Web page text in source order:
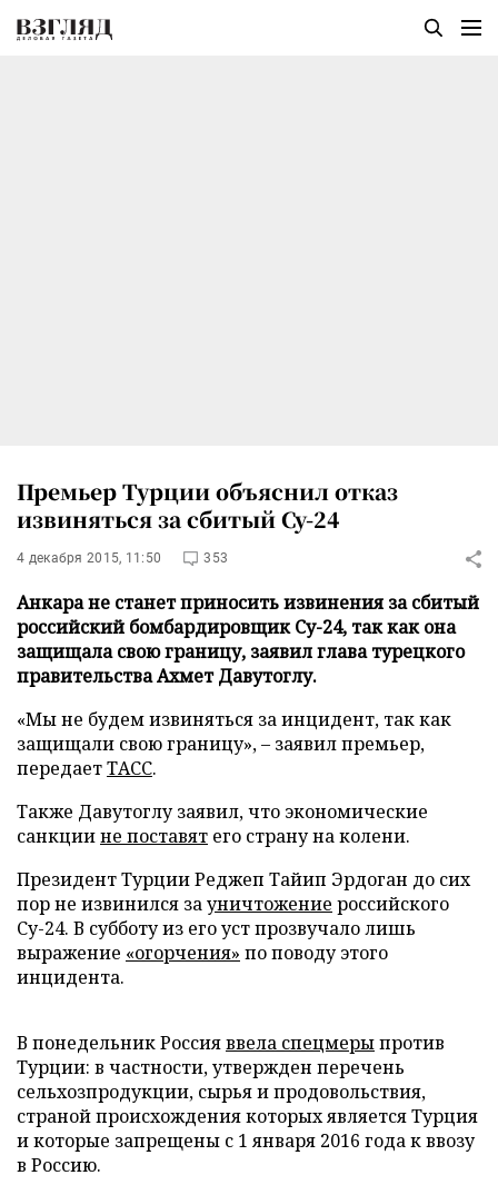
Премьер Турции объяснил отказ
извиняться за сбитый Су-24
4 декабря 2015, 11:50 353
Анкара не станет приносить извинения за сбитый
российский бомбардировщик Су-24, так как она
защищала свою границу, заявил глава турецкого
правительства Ахмет Давутоглу.
«Мы не будем извиняться за инцидент, так как
защищали свою границу», – заявил премьер,
передаетТАСС.
Также Давутоглу заявил, что экономические
санкциине поставят его страну на колени.
Президент Турции Реджеп Тайип Эрдоган до сих
пор не извинился зауничтожение российского
Су-24. В субботу из его уст прозвучало лишь
выражение «огорчения» по поводу этого
инцидента.
В понедельник Россияввела спецмерыпротив
Турции: в частности, утвержден перечень
сельхозпродукции, сырья и продовольствия,
страной происхождения которых является Турция
и которые запрещены с 1 января 2016 года к ввозу
в Россию.